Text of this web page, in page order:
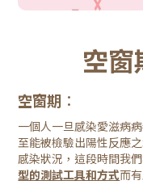
空窗
空窗期︰
一個人一旦感染愛滋病
至能被檢驗出陽性反應
感染狀況，這段時間我
型的測試工具和方式而